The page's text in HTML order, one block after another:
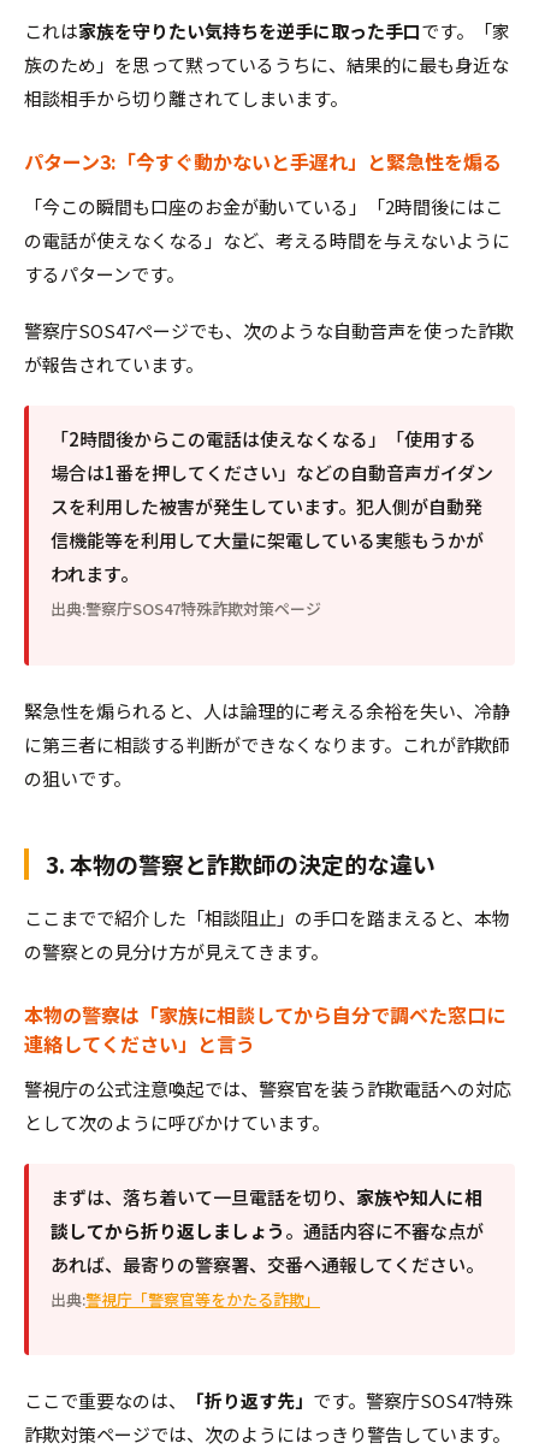
これは家族を守りたい気持ちを逆手に取った手口です。「家
族のため」を思って黙っているうちに、結果的に最も身近な
相談相手から切り離されてしまいます。
パターン3:「今すぐ動かないと手遅れ」と緊急性を煽る
「今この瞬間も口座のお金が動いている」「2時間後にはこ
の電話が使えなくなる」など、考える時間を与えないように
するパターンです。
警察庁SOS47ページでも、次のような自動音声を使った詐欺
が報告されています。
「2時間後からこの電話は使えなくなる」「使用する
場合は1番を押してください」などの自動音声ガイダン
スを利用した被害が発生しています。犯人側が自動発
信機能等を利用して大量に架電している実態もうかが
われます。
出典:警察庁SOS47特殊詐欺対策ページ
緊急性を煽られると、人は論理的に考える余裕を失い、冷静
に第三者に相談する判断ができなくなります。これが詐欺師
の狙いです。
3. 本物の警察と詐欺師の決定的な違い
ここまでで紹介した「相談阻止」の手口を踏まえると、本物
の警察との見分け方が見えてきます。
本物の警察は「家族に相談してから自分で調べた窓口に
連絡してください」と言う
警視庁の公式注意喚起では、警察官を装う詐欺電話への対応
として次のように呼びかけています。
まずは、落ち着いて一旦電話を切り、 家族や知人に相
談してから折り返しましょう。通話内容に不審な点が
あれば、最寄りの警察署、交番へ通報してください。
出典:警視庁「警察官等をかたる詐欺」
ここで重要なのは、 「折り返す先」 です。警察庁SOS47特殊
詐欺対策ページでは、次のようにはっきり警告しています。